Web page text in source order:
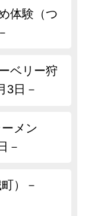
体験（つ
ベリー狩
3日－
メン
－
）－